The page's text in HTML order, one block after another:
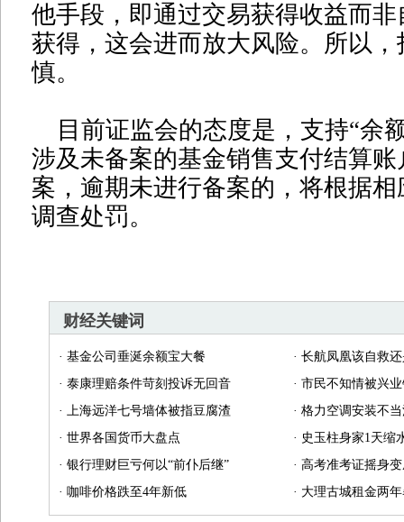
他手段，即通过交易获得收益而
获得，这会进而放大风险。所以
慎。
目前证监会的态度是，支持“余
涉及未备案的基金销售支付结算
案，逾期未进行备案的，将根据
调查处罚。
财经关键词
· 基金公司垂涎余额宝大餐 · 长航凤凰该自救
· 泰康理赔条件苛刻投诉无回音 · 市民不知情被兴
· 上海远洋七号墙体被指豆腐渣 · 格力空调安装不
· 世界各国货币大盘点 · 史玉柱身家1天缩
· 银行理财巨亏何以“前仆后继” · 高考准考证摇身
· 咖啡价格跌至4年新低 · 大理古城租金两